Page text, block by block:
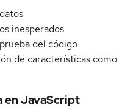
inesperados
del código
de características como
en JavaScript